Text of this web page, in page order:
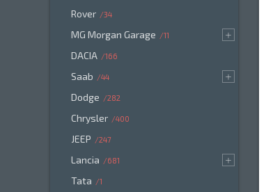
Rover 34
MG Morgan Garage 11
DACIA 166
Saab 44
Dodge 282
Chrysler 400
JEEP 247
Lancia 681
Tata 1